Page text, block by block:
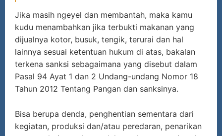
Jika masih ngeyel dan membantah, maka kamu
kudu menambahkan jika terbukti makanan yang
dijualnya kotor, busuk, tengik, terurai dan hal
lainnya sesuai ketentuan hukum di atas, bakalan
terkena sanksi sebagaimana yang disebut dalam
Pasal 94 Ayat 1 dan 2 Undang-undang Nomor 18
Tahun 2012 Tentang Pangan dan sanksinya.
Bisa berupa denda, penghentian sementara dari
kegiatan, produksi dan/atau peredaran, penarikan